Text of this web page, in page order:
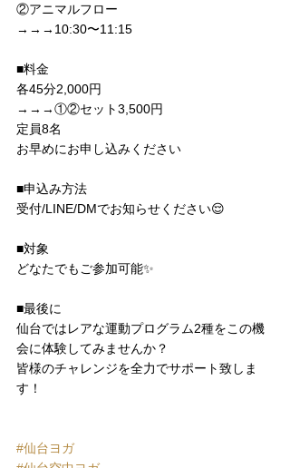
②アニマルフロー
→→→10:30〜11:15
■料金
各45分2,000円
→→→①②セット3,500円
定員8名
お早めにお申し込みください
■申込み方法
受付/LINE/DMでお知らせください😌
■対象
どなたでもご参加可能✨
■最後に
仙台ではレアな運動プログラム2種をこの機
会に体験してみませんか？
皆様のチャレンジを全力でサポート致しま
す！
#仙台ヨガ